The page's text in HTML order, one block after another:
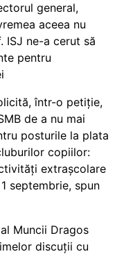
general,
aceea nu
ISJ ne-a cerut să
pentru
într-o petiție,
de a nu mai
posturile la plata
copiilor:
extrașcolare
septembrie, spun
Muncii Dragos
discuții cu